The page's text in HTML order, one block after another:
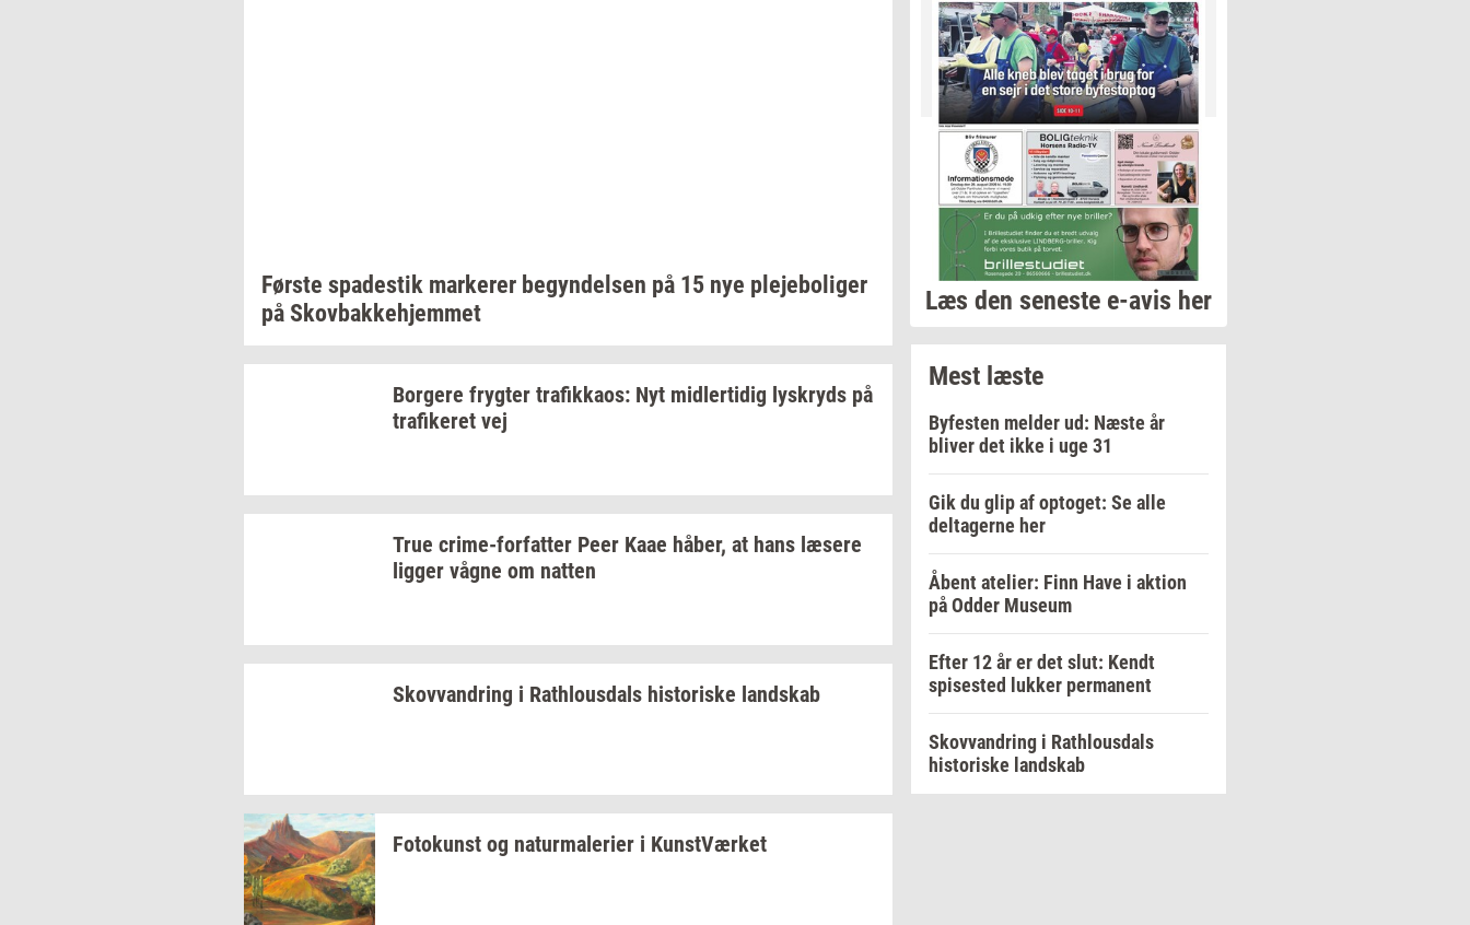
Før­ste spa­destik mar­ke­rer be­gyn­del­sen på 15 nye ple­je­bo­li­ger
på Sko­v­bak­ke­hjem­met
Bor­ge­re fryg­ter tra­fik­ka­os: Nyt mid­ler­ti­dig lys­kryds på
tra­fi­ke­ret vej
True crime-​forfatter Peer Kaae håber, at hans læ­se­re
lig­ger vågne om nat­ten
Sko­vvan­dring i Rat­hlous­dals hi­sto­ri­ske land­skab
Fo­to­kunst og na­tur­ma­le­ri­er i Kunst­Vær­ket
Læs den seneste e-avis her
Mest læste
Byfesten melder ud: Næste år
bliver det ikke i uge 31
Gik du glip af optoget: Se alle
deltagerne her
Åbent atelier: Finn Have i aktion
på Odder Museum
Efter 12 år er det slut: Kendt
spisested lukker permanent
Skovvandring i Rathlousdals
historiske landskab